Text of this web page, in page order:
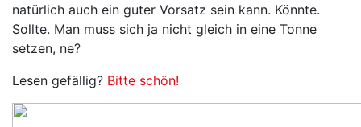
natürlich auch ein guter Vorsatz sein kann. Könnte.
Sollte. Man muss sich ja nicht gleich in eine Tonne
setzen, ne?
Lesen gefällig? Bitte schön!